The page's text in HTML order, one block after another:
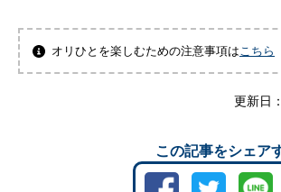
オリひとを楽しむための注意事項は こちら
更新日：
この記事を